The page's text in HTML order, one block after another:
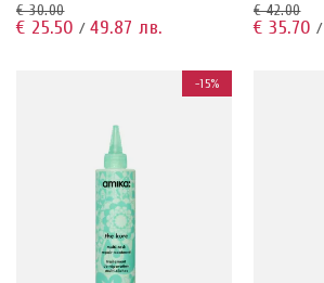
€ 30.00
€ 25.50 / 49.87 лв.
€ 42.00
€ 35.70 /
-15%